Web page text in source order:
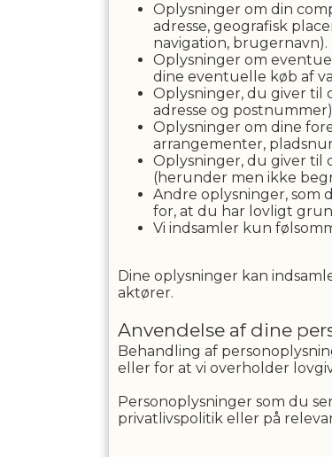
Oplysninger om din
adresse, geografisk
navigation, brugernavn).
Oplysninger om
dine eventuelle køb af
Oplysninger, du giver til
adresse og
Oplysninger om dine
arrangementer,
Oplysninger, du giver til
(herunder men ikke
Andre oplysninger, som
for, at du har lovligt
Vi indsamler kun
Dine oplysninger kan
aktører.
Anvendelse af dine
Behandling af
eller for at vi overholder
Personoplysninger som du
privatlivspolitik eller på